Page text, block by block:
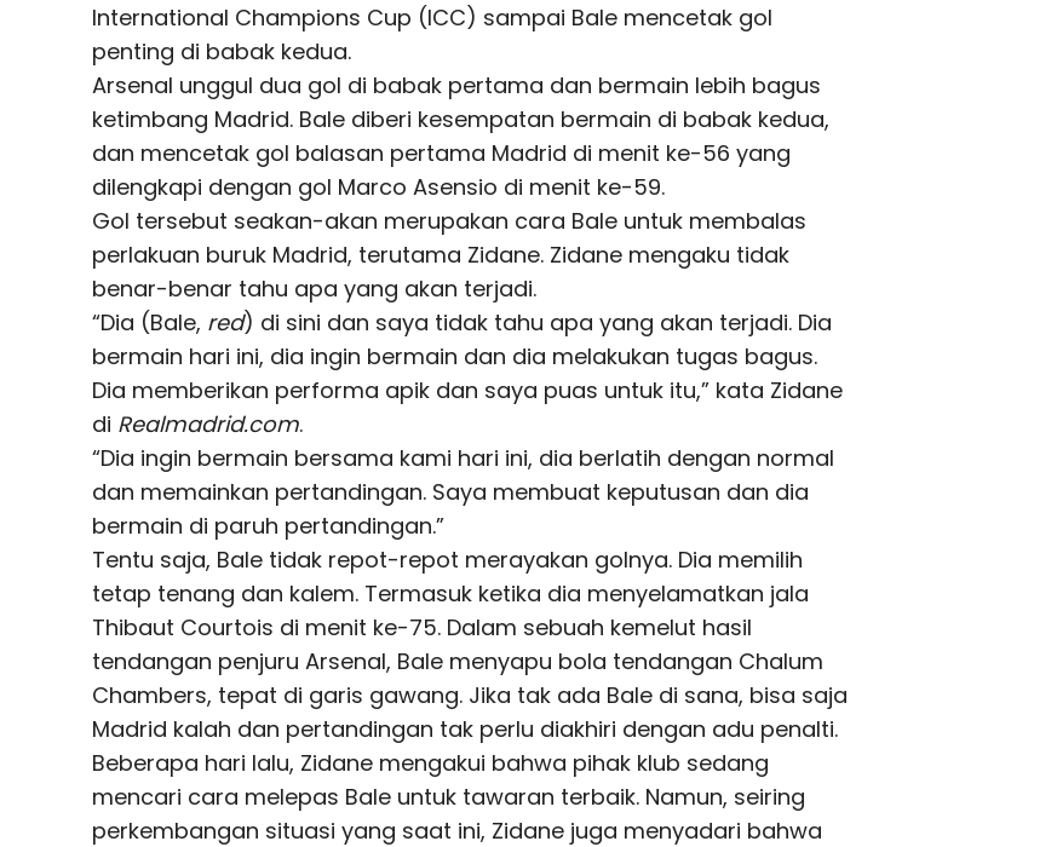
International Champions Cup (ICC) sampai Bale mencetak gol
penting di babak kedua.
Arsenal unggul dua gol di babak pertama dan bermain lebih bagus
ketimbang Madrid. Bale diberi kesempatan bermain di babak kedua,
dan mencetak gol balasan pertama Madrid di menit ke-56 yang
dilengkapi dengan gol Marco Asensio di menit ke-59.
Gol tersebut seakan-akan merupakan cara Bale untuk membalas
perlakuan buruk Madrid, terutama Zidane. Zidane mengaku tidak
benar-benar tahu apa yang akan terjadi.
“Dia (Bale, red) di sini dan saya tidak tahu apa yang akan terjadi. Dia
bermain hari ini, dia ingin bermain dan dia melakukan tugas bagus.
Dia memberikan performa apik dan saya puas untuk itu,” kata Zidane
di Realmadrid.com.
“Dia ingin bermain bersama kami hari ini, dia berlatih dengan normal
dan memainkan pertandingan. Saya membuat keputusan dan dia
bermain di paruh pertandingan.”
Tentu saja, Bale tidak repot-repot merayakan golnya. Dia memilih
tetap tenang dan kalem. Termasuk ketika dia menyelamatkan jala
Thibaut Courtois di menit ke-75. Dalam sebuah kemelut hasil
tendangan penjuru Arsenal, Bale menyapu bola tendangan Chalum
Chambers, tepat di garis gawang. Jika tak ada Bale di sana, bisa saja
Madrid kalah dan pertandingan tak perlu diakhiri dengan adu penalti.
Beberapa hari lalu, Zidane mengakui bahwa pihak klub sedang
mencari cara melepas Bale untuk tawaran terbaik. Namun, seiring
perkembangan situasi yang saat ini, Zidane juga menyadari bahwa